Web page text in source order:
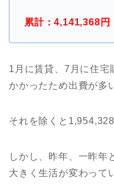
累計：4,141,368円
1月に賃貸、7月に住宅
かかったため出費が多
それを除くと
しかし、昨年、一昨年
大きく生活が変わって